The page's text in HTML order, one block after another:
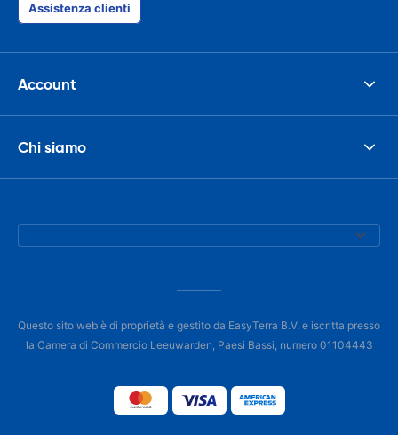
Assistenza clienti
Account
Chi siamo
Questo sito web è di proprietà e gestito da EasyTerra B.V. e iscritta presso
la Camera di Commercio Leeuwarden, Paesi Bassi, numero 01104443